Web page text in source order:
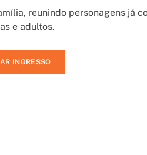
reunindo personagens já
e adultos.
INGRESSO